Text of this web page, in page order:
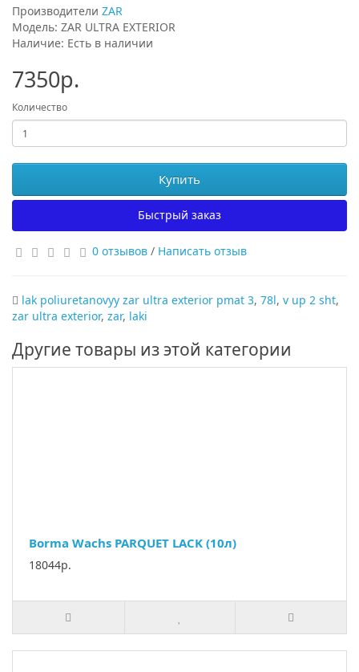
Производители ZAR
Модель: ZAR ULTRA EXTERIOR
Наличие: Есть в наличии
7350р.
Количество
Купить
Быстрый заказ
0 отзывов / Написать отзыв
lak poliuretanovyy zar ultra exterior pmat 3, 78l, v up 2 sht,
zar ultra exterior, zar, laki
Другие товары из этой категории
Borma Wachs PARQUET LACK (10л)
18044р.